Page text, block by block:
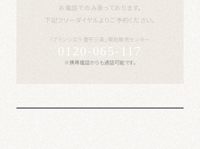
お電話でのみ承っております。
下記フリーダイヤルよりご予約ください。
「ブランシエラ豊平三条」現地販売センター
0120-065-117
※携帯電話からも通話可能です。